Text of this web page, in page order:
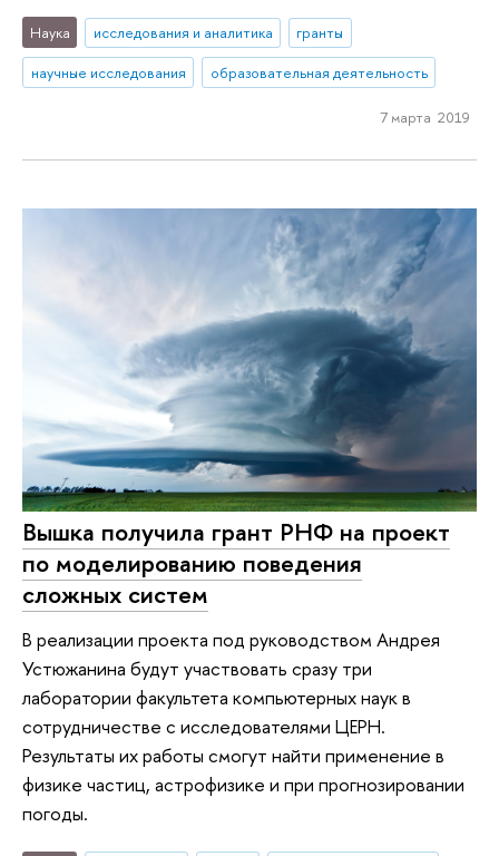
Наука исследования и аналитика
гранты
научные исследования
образовательная деятельность
7 марта 2019
Вышка получила грант РНФ на проект
по моделированию поведения
сложных систем
В реализации проекта под руководством Андрея
Устюжанина будут участвовать сразу три
лаборатории факультета компьютерных наук в
сотрудничестве с исследователями ЦЕРН.
Результаты их работы смогут найти применение в
физике частиц, астрофизике и при прогнозировании
погоды.